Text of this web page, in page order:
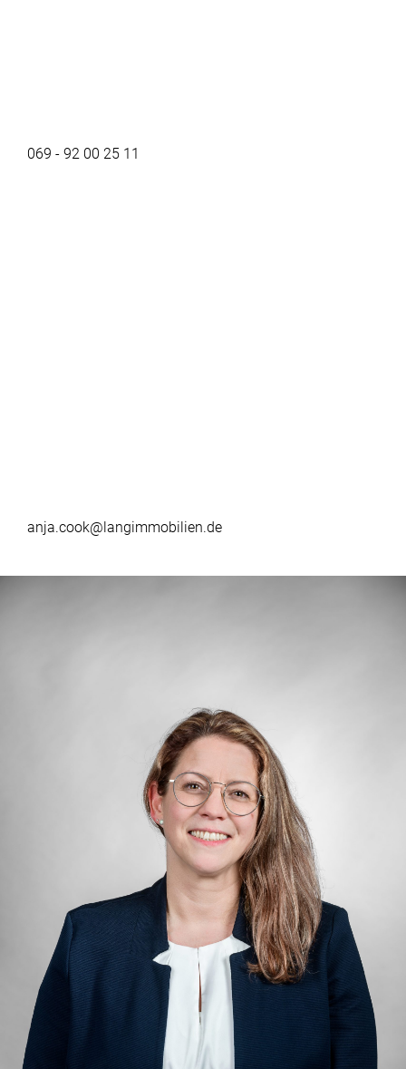
069 - 92 00 25 11
anja.cook@langimmobilien.de